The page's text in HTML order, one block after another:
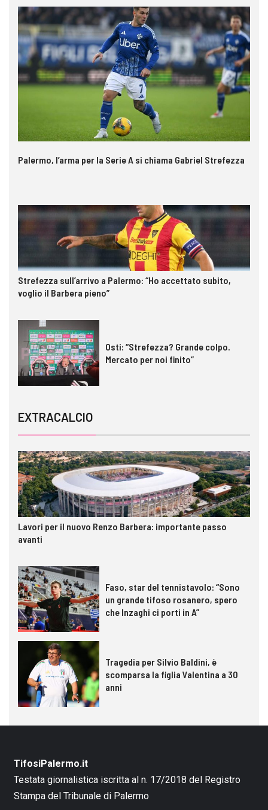
Palermo, l’arma per la Serie A si chiama Gabriel Strefezza
Strefezza sull’arrivo a Palermo: “Ho accettato subito,
voglio il Barbera pieno”
Osti: “Strefezza? Grande colpo.
Mercato per noi finito”
EXTRACALCIO
Lavori per il nuovo Renzo Barbera: importante passo
avanti
Faso, star del tennistavolo: “Sono
un grande tifoso rosanero, spero
che Inzaghi ci porti in A”
Tragedia per Silvio Baldini, è
scomparsa la figlia Valentina a 30
anni
TifosiPalermo.it
Testata giornalistica iscritta al n. 17/2018 del Registro
Stampa del Tribunale di Palermo